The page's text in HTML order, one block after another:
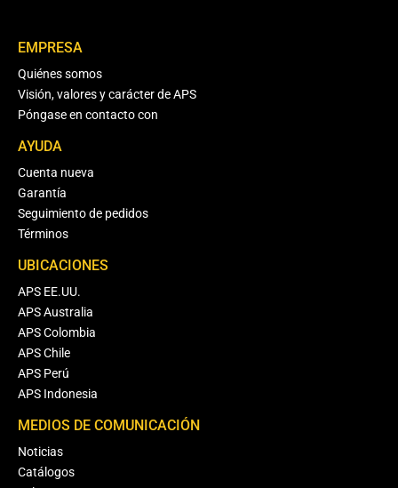
EMPRESA
Quiénes somos
Visión, valores y carácter de APS
Póngase en contacto con
AYUDA
Cuenta nueva
Garantía
Seguimiento de pedidos
Términos
UBICACIONES
APS EE.UU.
APS Australia
APS Colombia
APS Chile
APS Perú
APS Indonesia
MEDIOS DE COMUNICACIÓN
Noticias
Catálogos